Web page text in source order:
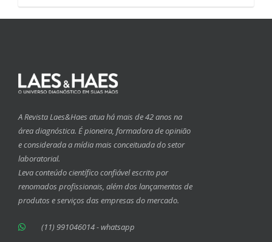
A Revista Laes&Haes atua há mais de 42 anos na
área diagnóstica. É pioneira, formadora de opinião
e considerada a mídia mais conceituada do setor
laboratorial.
Leva conteúdo científico confiável escrito por
renomados profissionais, além dos lançamentos de
produtos e serviços das empresas do mercado.
(11) 991046014 - whatsapp